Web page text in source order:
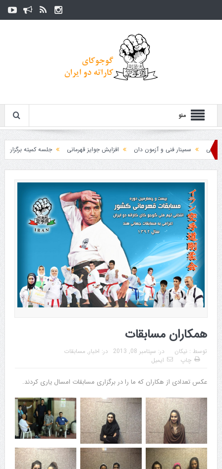
منو
سمینار فنی و آزمون دان افزایش جوایز قهرمانی جلسه کمیته برگزاری جام پارس
همکاران مسابقات
توسط : نیکان در: سپتامبر 08, 2013 در: اخبار, مسابقات
چاپ
ایمیل
عکس تعدادی از هکاران که ما را در برگزاری مسابقات امسال یاری کردند.